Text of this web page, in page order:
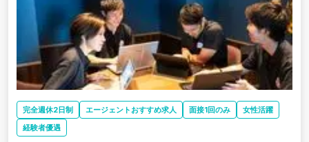
完全週休2日制 エージェントおすすめ求人 面接1回のみ
女性活躍
経験者優遇